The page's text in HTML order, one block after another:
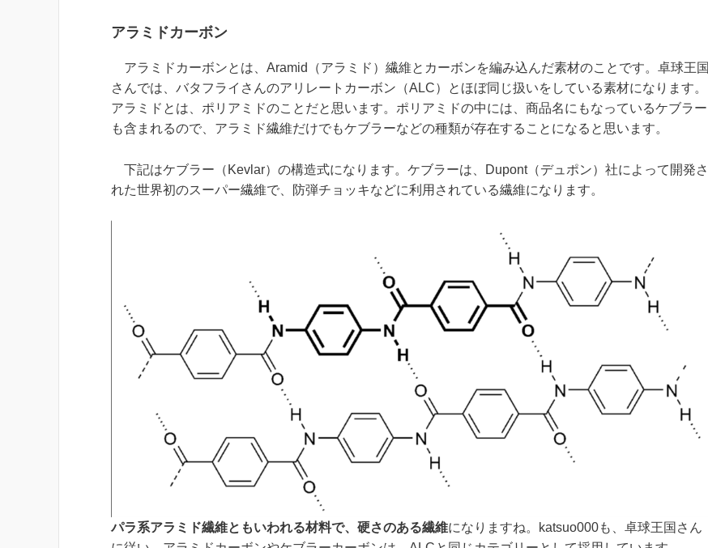
アラミドカーボン
アラミドカーボンとは、Aramid（アラミド）繊維とカーボンを編み込んだ素材のことです。卓球王国
さんでは、バタフライさんのアリレートカーボン（ALC）とほぼ同じ扱いをしている素材になります。
アラミドとは、ポリアミドのことだと思います。ポリアミドの中には、商品名にもなっているケブラー
も含まれるので、アラミド繊維だけでもケブラーなどの種類が存在することになると思います。
下記はケブラー（Kevlar）の構造式になります。ケブラーは、Dupont（デュポン）社によって開発さ
れた世界初のスーパー繊維で、防弾チョッキなどに利用されている繊維になります。
パラ系アラミド繊維ともいわれる材料で、硬さのある繊維になりますね。katsuo000も、卓球王国さん